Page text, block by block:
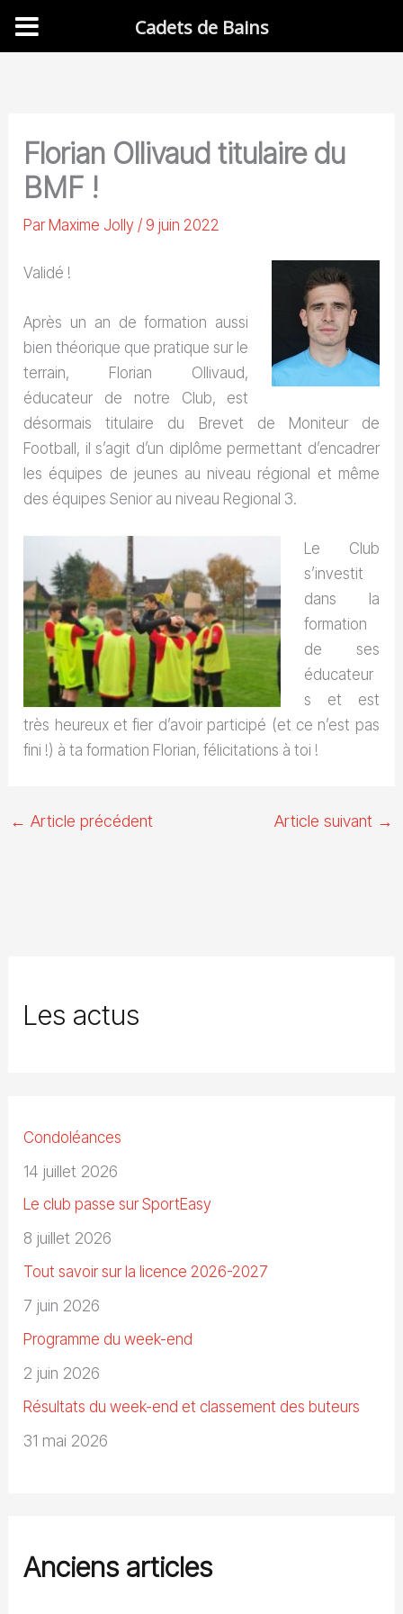
Florian Ollivaud titulaire du
BMF !
ParMaxime Jolly / 9 juin 2022
Validé !
Après un an de formation aussi
bien théorique que pratique sur le
terrain, Florian Ollivaud,
éducateur de notre Club, est
désormais titulaire du Brevet de Moniteur de
Football, il s’agit d’un diplôme permettant d’encadrer
les équipes de jeunes au niveau régional et même
des équipes Senior au niveau Regional 3.
Le Club
s’investit
dans la
formation
de ses
éducateur
s et est
très heureux et fier d’avoir participé (et ce n’est pas
fini !) à ta formation Florian, félicitations à toi !
← Article précédent Article suivant →
Les actus
Condoléances
14 juillet 2026
Le club passe sur SportEasy
8 juillet 2026
Tout savoir sur la licence 2026-2027
7 juin 2026
Programme du week-end
2 juin 2026
Résultats du week-end et classement des buteurs
31 mai 2026
Anciens articles
Cadets de Bains